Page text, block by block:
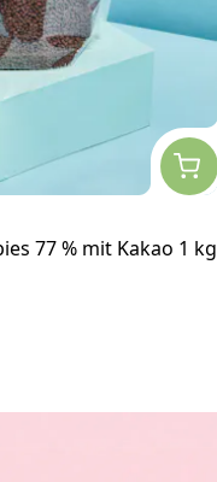
77 % mit Kakao 1 kg